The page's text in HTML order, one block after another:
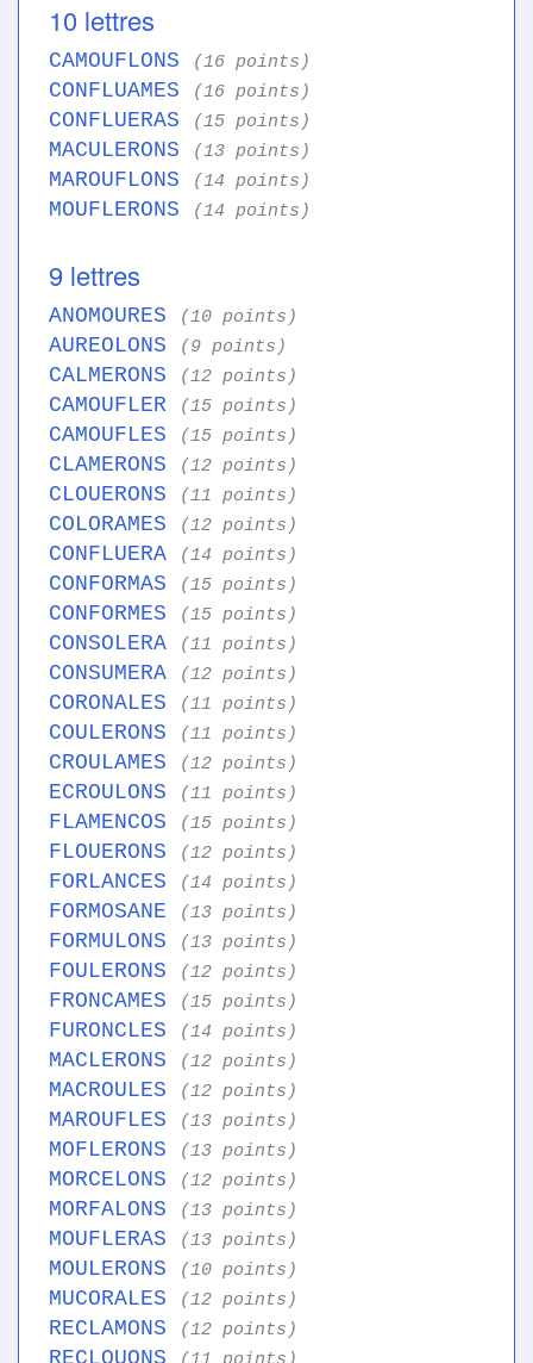
10 lettres
CAMOUFLONS (16 points)
CONFLUAMES (16 points)
CONFLUERAS (15 points)
MACULERONS (13 points)
MAROUFLONS (14 points)
MOUFLERONS (14 points)
9 lettres
ANOMOURES (10 points)
AUREOLONS (9 points)
CALMERONS (12 points)
CAMOUFLER (15 points)
CAMOUFLES (15 points)
CLAMERONS (12 points)
CLOUERONS (11 points)
COLORAMES (12 points)
CONFLUERA (14 points)
CONFORMAS (15 points)
CONFORMES (15 points)
CONSOLERA (11 points)
CONSUMERA (12 points)
CORONALES (11 points)
COULERONS (11 points)
CROULAMES (12 points)
ECROULONS (11 points)
FLAMENCOS (15 points)
FLOUERONS (12 points)
FORLANCES (14 points)
FORMOSANE (13 points)
FORMULONS (13 points)
FOULERONS (12 points)
FRONCAMES (15 points)
FURONCLES (14 points)
MACLERONS (12 points)
MACROULES (12 points)
MAROUFLES (13 points)
MOFLERONS (13 points)
MORCELONS (12 points)
MORFALONS (13 points)
MOUFLERAS (13 points)
MOULERONS (10 points)
MUCORALES (12 points)
RECLAMONS (12 points)